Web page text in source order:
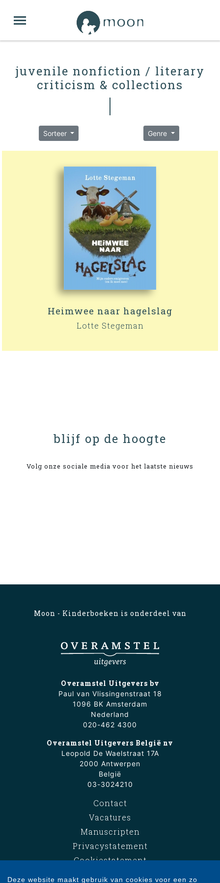
juvenile nonfiction / literary
criticism & collections
Sorteer Genre
Heimwee naar hagelslag
Lotte Stegeman
blijf op de hoogte
Volg onze sociale media voor het laatste nieuws
Moon - Kinderboeken is onderdeel van
Overamstel Uitgevers bv
Paul van Vlissingenstraat 18
1096 BK Amsterdam
Nederland
020-462 4300
Overamstel Uitgevers België nv
Leopold De Waelstraat 17A
2000 Antwerpen
België
03-3024210
Contact
Vacatures
Manuscripten
Privacystatement
Cookiestatement
Deze website maakt gebruik van cookies voor een zo